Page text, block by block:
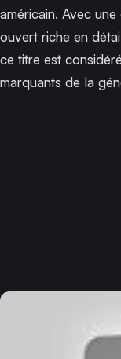
américain. Avec
ouvert riche en
ce titre est
marquants de la